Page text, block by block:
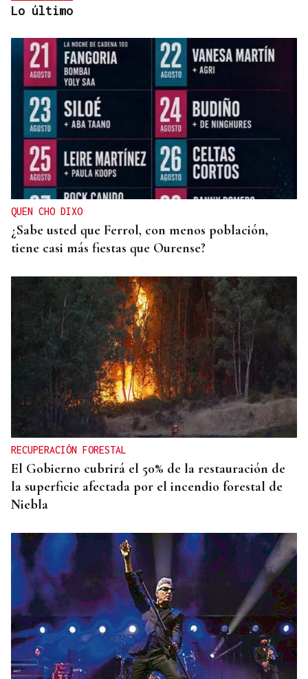
CARTA COMPLETA
Documento | El comunicado íntegro de los
concejales que rechazan la fusión fusión de
Carballeda de Avia y Ribadavia
Lo último
QUEN CHO DIXO
¿Sabe usted que Ferrol, con menos población,
tiene casi más fiestas que Ourense?
RECUPERACIÓN FORESTAL
El Gobierno cubrirá el 50% de la restauración de
la superficie afectada por el incendio forestal de
Niebla